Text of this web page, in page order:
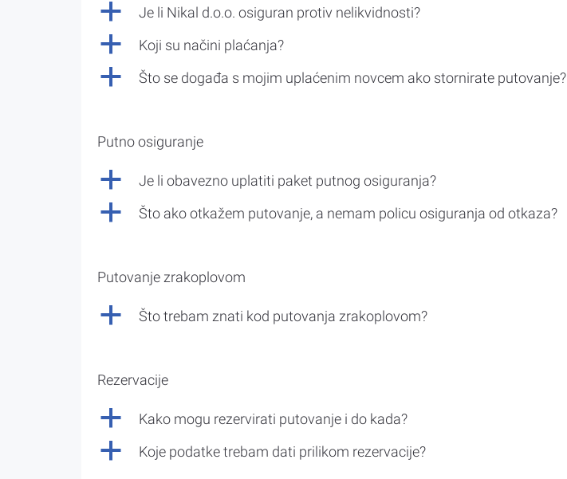
a Je li Nikal d.o.o. osiguran protiv nelikvidnosti?
a Koji su načini plaćanja?
a Što se događa s mojim uplaćenim novcem ako stornirate putovanje?
Putno osiguranje
a Je li obavezno uplatiti paket putnog osiguranja?
a Što ako otkažem putovanje, a nemam policu osiguranja od otkaza?
Putovanje zrakoplovom
a Što trebam znati kod putovanja zrakoplovom?
Rezervacije
a Kako mogu rezervirati putovanje i do kada?
a Koje podatke trebam dati prilikom rezervacije?